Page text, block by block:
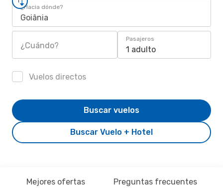
¿Hacia dónde?
Goiânia
¿Cuándo?
Pasajeros
1 adulto
Vuelos directos
Buscar Vuelo + Hotel
Buscar vuelos
Mejores ofertas Preguntas frecuentes